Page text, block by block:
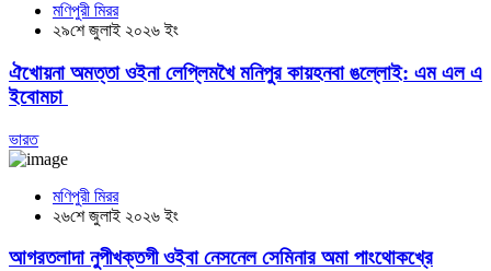
মণিপুরী মিরর
২৯শে জুলাই ২০২৬ ইং
ঐখোয়না অমত্তা ওইনা লেপ্লিমখৈ মনিপুর কায়হনবা ঙল্লোই: এম এল এ
ইবোমচা
ভারত
মণিপুরী মিরর
২৬শে জুলাই ২০২৬ ইং
আগরতলাদা নুপীখক্তগী ওইবা নেসনেল সেমিনার অমা পাংথোকখ্রে